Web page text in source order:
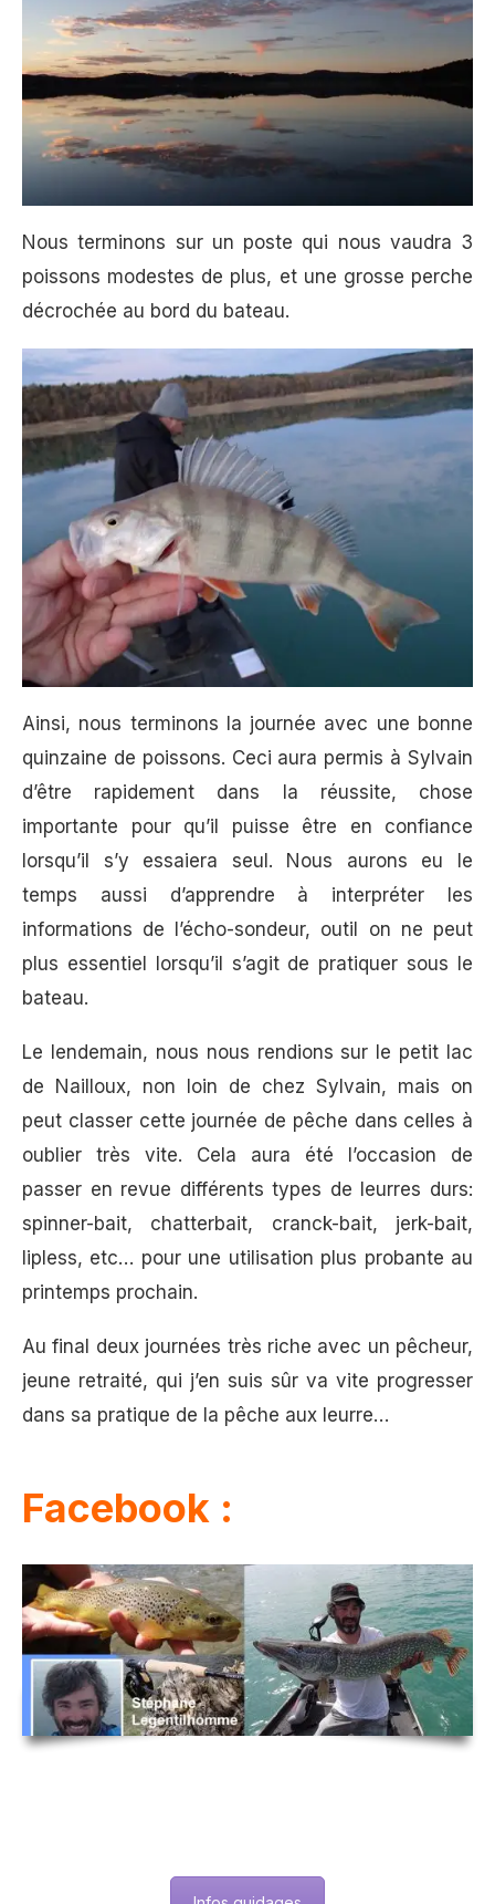
Nous terminons sur un poste qui nous vaudra 3
poissons modestes de plus, et une grosse perche
décrochée au bord du bateau.
Ainsi, nous terminons la journée avec une bonne
quinzaine de poissons. Ceci aura permis à Sylvain
d’être rapidement dans la réussite, chose
importante pour qu’il puisse être en confiance
lorsqu’il s’y essaiera seul. Nous aurons eu le
temps aussi d’apprendre à interpréter les
informations de l’écho-sondeur, outil on ne peut
plus essentiel lorsqu’il s’agit de pratiquer sous le
bateau.
Le lendemain, nous nous rendions sur le petit lac
de Nailloux, non loin de chez Sylvain, mais on
peut classer cette journée de pêche dans celles à
oublier très vite. Cela aura été l’occasion de
passer en revue différents types de leurres durs:
spinner-bait, chatterbait, cranck-bait, jerk-bait,
lipless, etc… pour une utilisation plus probante au
printemps prochain.
Au final deux journées très riche avec un pêcheur,
jeune retraité, qui j’en suis sûr va vite progresser
dans sa pratique de la pêche aux leurre…
Facebook :